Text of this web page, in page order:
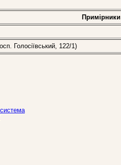
Примірники
Голосіївський, 122/1)